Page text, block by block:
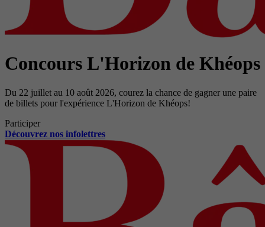
Concours L'Horizon de Khéops
Du 22 juillet au 10 août 2026, courez la chance de gagner une paire
de billets pour l'expérience L'Horizon de Khéops!
Participer
Découvrez nos infolettres